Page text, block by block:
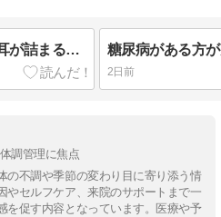
突発性難聴のあと人混みで耳が詰まるときに見直したいこと
2日前
調管理に焦点
の不調や季節の変わり目に寄り添う情
やセルフケア、来院のサポートまで一
を促す内容となっています。医療や予